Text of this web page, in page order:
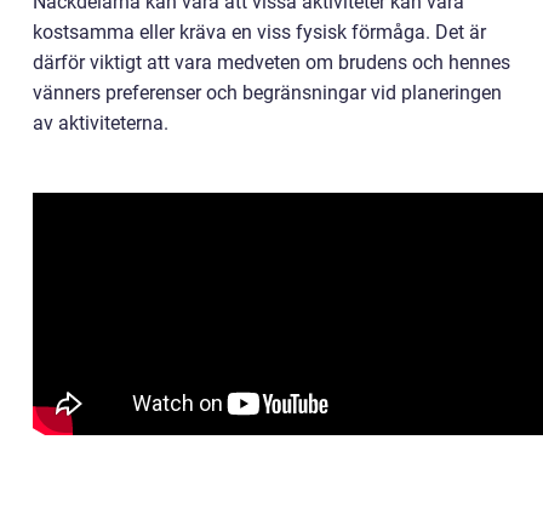
kostsamma eller kräva en viss fysisk förmåga. Det är
därför viktigt att vara medveten om brudens och hennes
vänners preferenser och begränsningar vid planeringen
av aktiviteterna.